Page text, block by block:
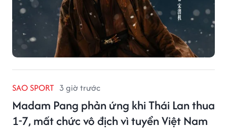
SAO SPORT 3 giờ trước
Madam Pang phản ứng khi Thái Lan thua
1-7, mất chức vô địch vì tuyển Việt Nam